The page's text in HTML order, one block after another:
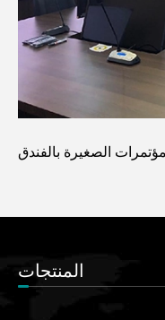
الصغيرة بالفندق
المنتجات